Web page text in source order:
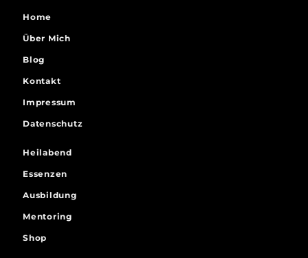
Home
Über Mich
Blog
Kontakt
Impressum
Datenschutz
Heilabend
Essenzen
Ausbildung
Mentoring
Shop